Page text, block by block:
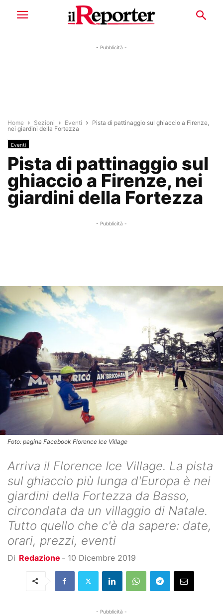
- Pubblicità -
Home Sezioni Eventi
Pista di pattinaggio sul ghiaccio a Firenze,
nei giardini della Fortezza
Eventi
Pista di pattinaggio sul
ghiaccio a Firenze, nei
giardini della Fortezza
- Pubblicità -
Foto: pagina Facebook Florence Ice Village
Arriva il Florence Ice Village. La pista
sul ghiaccio più lunga d'Europa è nei
giardini della Fortezza da Basso,
circondata da un villaggio di Natale.
Tutto quello che c'è da sapere: date,
orari, prezzi, eventi
Di Redazione - 10 Dicembre 2019
- Pubblicità -